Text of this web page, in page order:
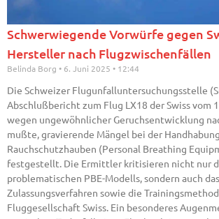
Schwerwiegende Vorwürfe gegen
Hersteller nach Flugzwischenfällen
Belinda Borg 6. Juni 2025 12:44
Die Schweizer Flugunfalluntersuchungsstelle
Abschlußbericht zum Flug LX18 der Swiss vom
wegen ungewöhnlicher Geruchsentwicklung
mußte, gravierende Mängel bei der
Rauchschutzhauben (Personal Breathing
festgestellt. Die Ermittler kritisieren nicht nur
problematischen PBE-Modells, sondern auch das
Zulassungsverfahren sowie die
Fluggesellschaft Swiss. Ein besonderes